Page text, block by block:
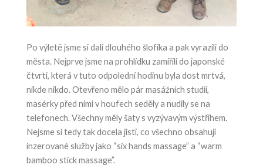
Po výletě jsme si dali dlouhého šlofíka a pak vyrazili do
města. Nejprve jsme na prohlídku zamířili do japonské
čtvrti, která v tuto odpolední hodinu byla dost mrtvá,
nikde nikdo. Otevřeno mělo pár masážních studií,
masérky před nimi v houfech seděly a nudily se na
telefonech. Všechny měly šaty s vyzývavým výstřihem.
Nejsme si tedy tak docela jisti, co všechno obsahují
inzerované služby jako “six hands massage” a “warm
bamboo stick massage”.